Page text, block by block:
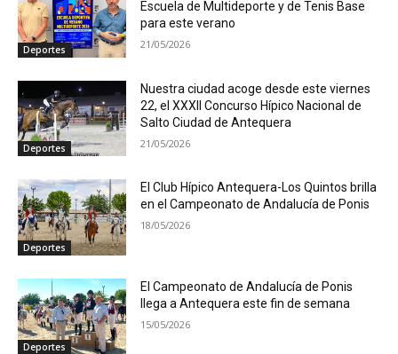
Deportes
Escuela de Multideporte y de Tenis Base
para este verano
21/05/2026
Deportes
Nuestra ciudad acoge desde este viernes
22, el XXXII Concurso Hípico Nacional de
Salto Ciudad de Antequera
21/05/2026
Deportes
El Club Hípico Antequera-Los Quintos brilla
en el Campeonato de Andalucía de Ponis
18/05/2026
Deportes
El Campeonato de Andalucía de Ponis
llega a Antequera este fin de semana
15/05/2026